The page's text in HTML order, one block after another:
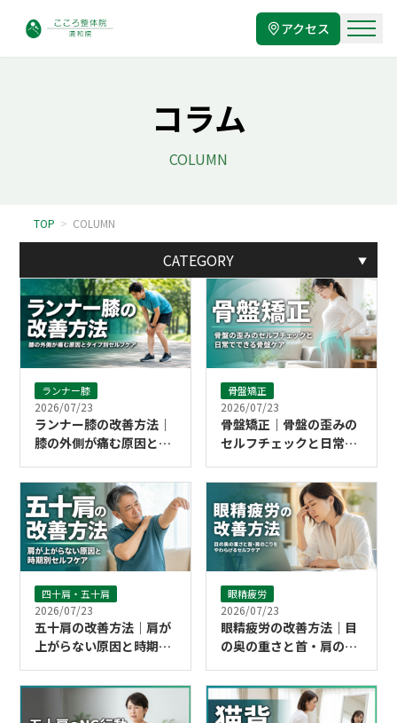
アクセス
コラム
COLUMN
TOP > COLUMN
ランナー膝
2026/07/23
ランナー膝の改善方法｜
膝の外側が痛む原因とタ
ろ整体院 浦和院
骨盤矯正
2026/07/23
骨盤矯正｜骨盤の歪みの
セルフチェックと日常で
整体院 浦和院
四十肩・五十肩
2026/07/23
五十肩の改善方法｜肩が
上がらない原因と時期別
も通えるこころ整体院 浦
眼精疲労
2026/07/23
眼精疲労の改善方法｜目
の奥の重さと首・肩のこ
ア｜こころ整体院 浦和院
CATEGORY ▼